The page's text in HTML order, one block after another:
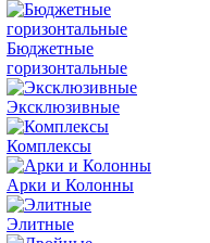
Бюджетные
горизонтальные
Эксклюзивные
Комплексы
Арки и Колонны
Элитные